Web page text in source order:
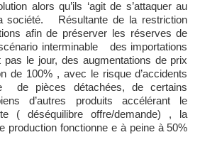
alors qu’ils ‘agit de s’attaquer au
société.
Résultante de la restriction
afin de préserver les réserves de
interminable des importations
le jour, des augmentations de prix
de 100% , avec le risque d’accidents
de pièces détachées, de certains
d’autres produits accélérant le
( déséquilibre offre/demande) , la
production fonctionne e à peine à 50%